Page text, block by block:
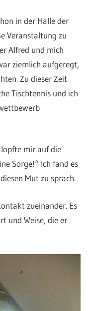
in der Halle der
Veranstaltung zu
Alfred und mich
ziemlich aufgeregt,
Zu dieser Zeit
Tischtennis und ich
mir auf die
Sorge!“ Ich fand es
Mut zu sprach.
zueinander. Es
und Weise, die er